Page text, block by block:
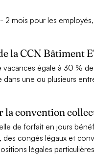
2 mois pour les
la CCN Bâtiment
égale à 30 %
une ou plusieurs
la convention
de forfait en jours
congés légaux et
légales